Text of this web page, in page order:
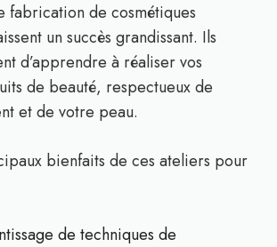
fabrication de cosmétiques
un succès grandissant. Ils
d’apprendre à réaliser vos
de beauté, respectueux de
et de votre peau.
bienfaits de ces ateliers pour
de techniques de